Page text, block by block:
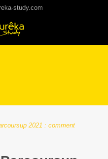
study.com
2021 : comment